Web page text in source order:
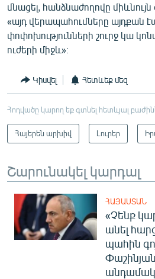
մնացել, հանձնաժողովը
«այդ վերապահումները այդքան
փոփոխությունների շուրջ կա
ուժերի միջև»։
Կիսվել Հետևեք մեզ
Հոդվածը կարող եք գտնել հետևյալ
Հայերեն արխիվ Լուրեր
Շարունակել կարդալ
ՀԱՅԱՍՏԱՆ
«Չենք
անել
պահին